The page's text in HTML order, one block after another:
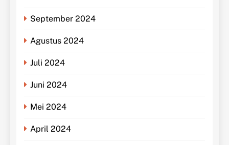
September 2024
Agustus 2024
Juli 2024
Juni 2024
Mei 2024
April 2024